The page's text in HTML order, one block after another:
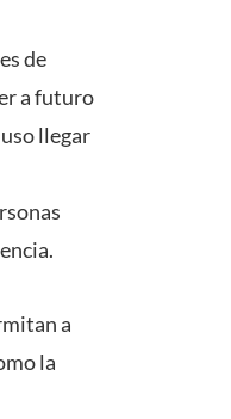
de
a futuro
llegar
a
la